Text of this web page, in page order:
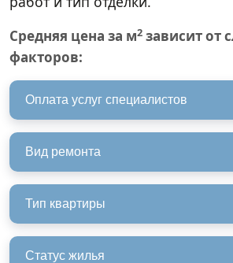
Средняя цена за м2 зависит от
факторов:
Оплата услуг специалистов
Вид ремонта
Тип квартиры
Статус жилья